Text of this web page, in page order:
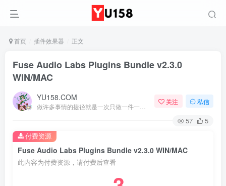
首页 插件效果器 正文
Fuse Audio Labs Plugins Bundle v2.3.0
WIN/MAC
YU158.COM 关注 私信
57 5
Fuse Audio Labs Plugins Bundle v2.3.0 WIN/MAC
此内容为付费资源，请付费后查看
付费资源